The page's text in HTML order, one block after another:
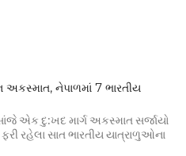
અકસ્માત, નેપાળમાં 7 ભારતીય
એક દુ:ખદ માર્ગ અકસ્માત સર્જાયો
રહેલા સાત ભારતીય યાત્રાળુઓના